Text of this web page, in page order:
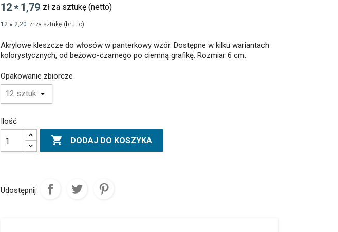
12* 1,79 zł za sztukę (netto)
12 * 2,20 zł za sztukę (brutto)
Akrylowe kleszcze do włosów w panterkowy wzór. Dostępne w kilku wariantach
kolorystycznych, od beżowo-czarnego po ciemną grafikę. Rozmiar 6 cm.
Opakowanie zbiorcze
Ilość
 DODAJ DO KOSZYKA
Udostępnij